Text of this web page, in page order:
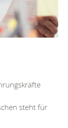
steht für